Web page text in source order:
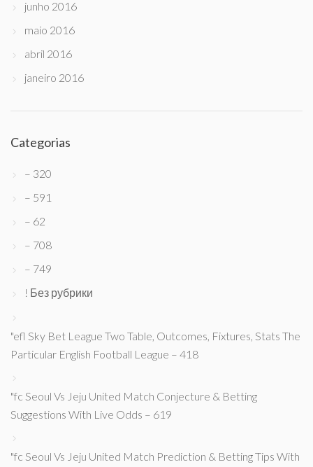
junho 2016
maio 2016
abril 2016
janeiro 2016
Categorias
– 320
– 591
– 62
– 708
– 749
! Без рубрики
"efl Sky Bet League Two Table, Outcomes, Fixtures, Stats The
Particular English Football League – 418
"fc Seoul Vs Jeju United Match Conjecture & Betting
Suggestions With Live Odds – 619
"fc Seoul Vs Jeju United Match Prediction & Betting Tips With